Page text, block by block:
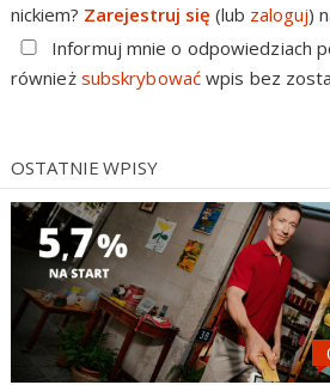
nickiem? Zarejestruj się (lub zaloguj)
Informuj mnie o odpowiedziach
również subskrybowaćwpis bez
OSTATNIE WPISY